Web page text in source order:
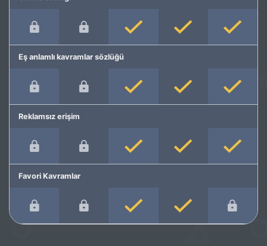
Eş anlamlı kavramlar sözlüğü
Reklamsız erişim
Favori Kavramlar